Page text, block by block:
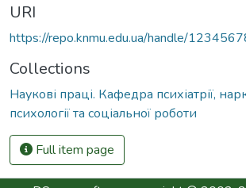
URI
https://repo.knmu.edu.ua/handle/
Collections
Наукові праці. Кафедра психіатрії,
психології та соціальної роботи
Full item page